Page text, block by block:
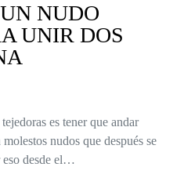
NUDO
UNIR DOS
es tener que andar
nudos que después se
eso desde el…